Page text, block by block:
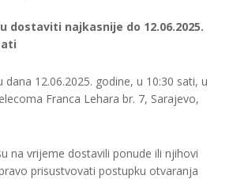
dostaviti najkasnije do 12.06.2025.
12.06.2025. godine, u 10:30 sati, u
Franca Lehara br. 7, Sarajevo,
na vrijeme dostavili ponude ili njihovi
prisustvovati postupku otvaranja